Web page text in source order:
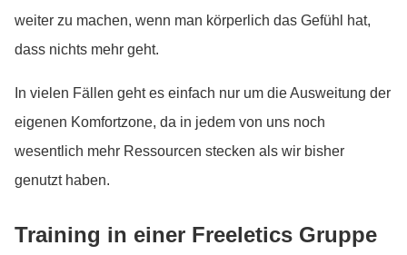
weiter zu machen, wenn man körperlich das Gefühl hat,
dass nichts mehr geht.
In vielen Fällen geht es einfach nur um die Ausweitung der
eigenen Komfortzone, da in jedem von uns noch
wesentlich mehr Ressourcen stecken als wir bisher
genutzt haben.
Training in einer Freeletics Gruppe